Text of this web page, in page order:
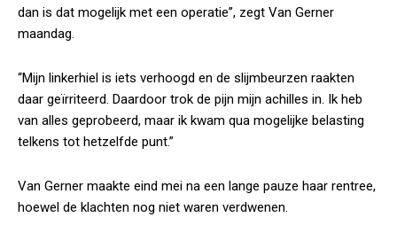
dan is dat mogelijk met een operatie”, zegt Van Gerner
maandag.
“Mijn linkerhiel is iets verhoogd en de slijmbeurzen raakten
daar geïrriteerd. Daardoor trok de pijn mijn achilles in. Ik heb
van alles geprobeerd, maar ik kwam qua mogelijke belasting
telkens tot hetzelfde punt.”
Van Gerner maakte eind mei na een lange pauze haar rentree,
hoewel de klachten nog niet waren verdwenen.